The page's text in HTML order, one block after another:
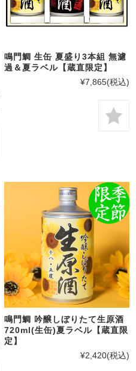
鳴門鯛 生缶 夏盛り3本組 無濾
過＆夏ラベル【蔵直限定】
¥7,865(税込)
鳴門鯛 吟醸しぼりたて生原酒
720ml(生缶)夏ラベル【蔵直限
定】
¥2,420(税込)